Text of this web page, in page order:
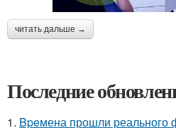
читать дальше →
Последние
1. Bpeмена прошли реального